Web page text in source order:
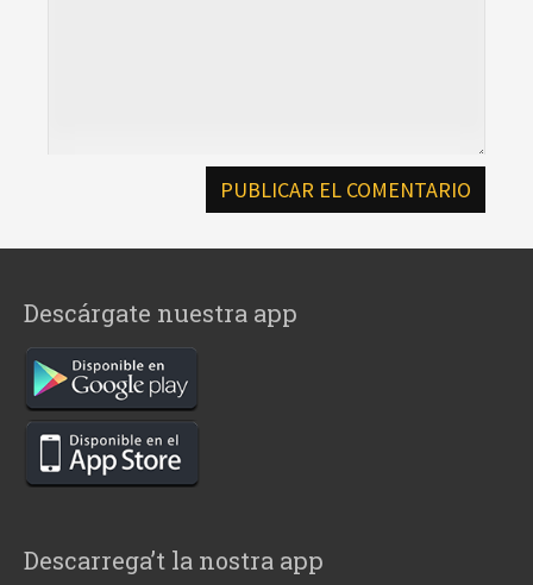
Descárgate nuestra app
Descarrega’t la nostra app